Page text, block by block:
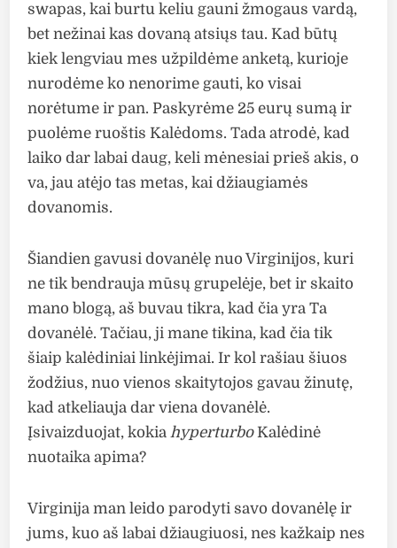
swapas, kai burtu keliu gauni žmogaus vardą,
bet nežinai kas dovaną atsiųs tau. Kad būtų
kiek lengviau mes užpildėme anketą, kurioje
nurodėme ko nenorime gauti, ko visai
norėtume ir pan. Paskyrėme 25 eurų sumą ir
puolėme ruoštis Kalėdoms. Tada atrodė, kad
laiko dar labai daug, keli mėnesiai prieš akis, o
va, jau atėjo tas metas, kai džiaugiamės
dovanomis.
Šiandien gavusi dovanėlę nuo Virginijos, kuri
ne tik bendrauja mūsų grupelėje, bet ir skaito
mano blogą, aš buvau tikra, kad čia yra Ta
dovanėlė. Tačiau, ji mane tikina, kad čia tik
šiaip kalėdiniai linkėjimai. Ir kol rašiau šiuos
žodžius, nuo vienos skaitytojos gavau žinutę,
kad atkeliauja dar viena dovanėlė.
Įsivaizduojat, kokiahyperturboKalėdinė
nuotaika apima?
Virginija man leido parodyti savo dovanėlę ir
jums, kuo aš labai džiaugiuosi, nes kažkaip nes